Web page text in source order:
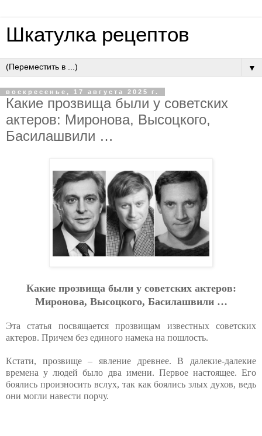
Шкатулка рецептов
▼
воскресенье, 17 августа 2025 г.
Какие прозвища были у советских
актеров: Миронова, Высоцкого,
Басилашвили …
Какие прозвища были у советских актеров:
Миронова, Высоцкого, Басилашвили …
Эта статья посвящается прозвищам известных советских
актеров. Причем без единого намека на пошлость.
Кстати, прозвище – явление древнее. В далекие-далекие
времена у людей было два имени. Первое настоящее. Его
боялись произносить вслух, так как боялись злых духов, ведь
они могли навести порчу.